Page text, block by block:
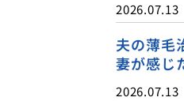
2026.07.13
夫の薄毛
妻が感じ
2026.07.13